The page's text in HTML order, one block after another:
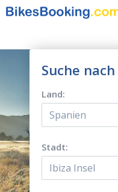
Suche
Land:
Spanien
Stadt:
Ibiza Insel